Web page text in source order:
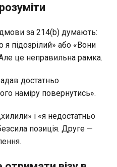
за 214(b) думають:
підозрілий» або «Вони
це неправильна рамка.
достатньо
наміру повернутись».
і «я недостатньо
позиція. Друге —